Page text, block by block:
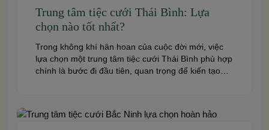
Trung tâm tiệc cưới Thái Bình: Lựa
chọn nào tốt nhất?
Trong không khí hân hoan của cuộc đời mới, việc
lựa chọn một trung tâm tiệc cưới Thái Bình phù hợp
chính là bước đi đầu tiên, quan trọng để kiến tạo